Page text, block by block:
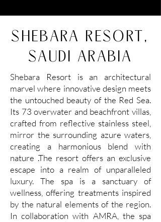
SHEBARA RESORT,
SAUDI ARABIA
Shebara Resort is an architectural
marvel where innovative design meets
the untouched beauty of the Red Sea.
Its 73 overwater and beachfront villas,
crafted from reflective stainless steel,
mirror the surrounding azure waters,
creating a harmonious blend with
nature .The resort offers an exclusive
escape into a realm of unparalleled
luxury. The spa is a sanctuary of
wellness, offering treatments inspired
by the natural elements of the region.
In collaboration with AMRA, the spa